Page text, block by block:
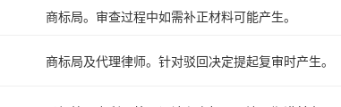
商标局。审查过程中如需补正材料可能产生。
商标局及代理律师。针对驳回决定提起复审时产生。